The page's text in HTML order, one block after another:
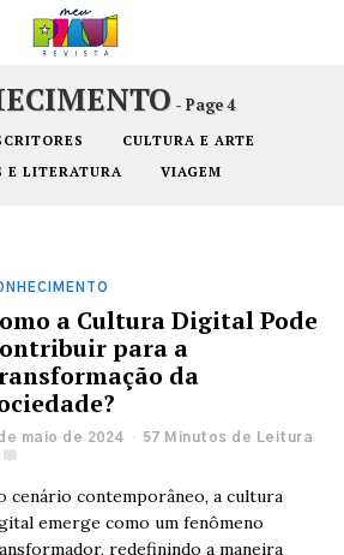
- Page 4
CULTURA E ARTE
E LITERATURA
VIAGEM
a Cultura Digital Pode
para a
da
maio de 2024 57 Minutos de Leitura
cenário contemporâneo, a cultura
emerge como um fenômeno
redefinindo a maneira